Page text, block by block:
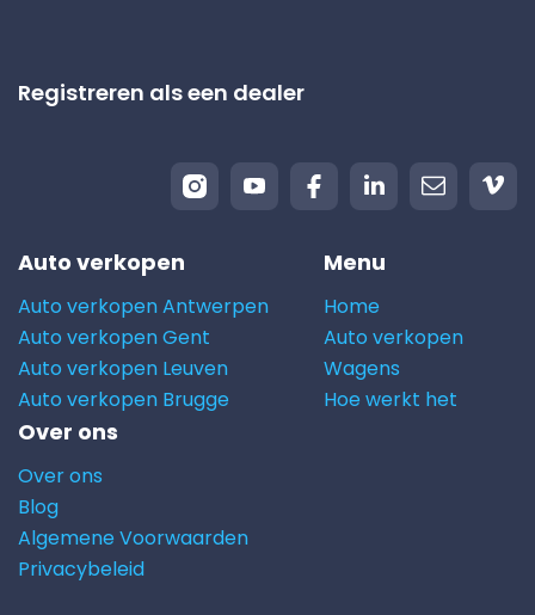
Registreren als een dealer
Auto verkopen
Auto verkopen Antwerpen
Auto verkopen Gent
Auto verkopen Leuven
Auto verkopen Brugge
Menu
Home
Auto verkopen
Wagens
Hoe werkt het
Over ons
Over ons
Blog
Algemene Voorwaarden
Privacybeleid